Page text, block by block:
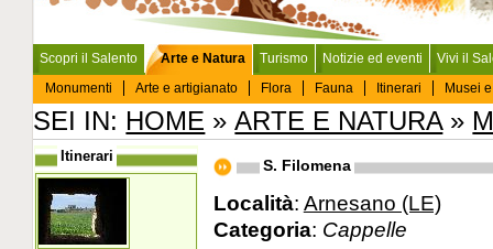
Scopri il Salento
Arte e Natura
Monumenti
Arte e artigianato Flora Fauna Itinerari Musei
Turismo Notizie ed eventi Vivi il
SEI IN: HOME »ARTE E NATURA»
S. Filomena
Località: Arnesano (LE)
Categoria: Cappelle
Itinerari